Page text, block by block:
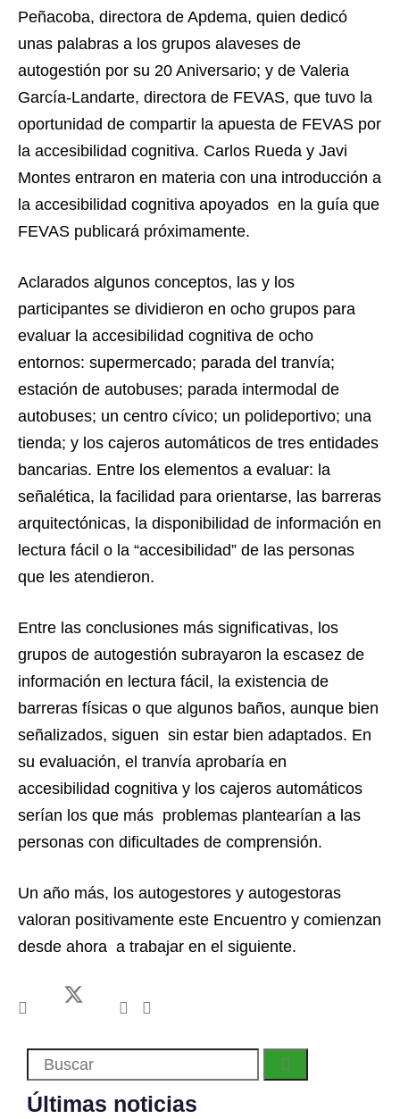
Peñacoba, directora de Apdema, quien dedicó
unas palabras a los grupos alaveses de
autogestión por su 20 Aniversario; y de Valeria
García-Landarte, directora de FEVAS, que tuvo la
oportunidad de compartir la apuesta de FEVAS por
la accesibilidad cognitiva. Carlos Rueda y Javi
Montes entraron en materia con una introducción a
la accesibilidad cognitiva apoyados en la guía que
FEVAS publicará próximamente.
Aclarados algunos conceptos, las y los
participantes se dividieron en ocho grupos para
evaluar la accesibilidad cognitiva de ocho
entornos: supermercado; parada del tranvía;
estación de autobuses; parada intermodal de
autobuses; un centro cívico; un polideportivo; una
tienda; y los cajeros automáticos de tres entidades
bancarias. Entre los elementos a evaluar: la
señalética, la facilidad para orientarse, las barreras
arquitectónicas, la disponibilidad de información en
lectura fácil o la “accesibilidad” de las personas
que les atendieron.
Entre las conclusiones más significativas, los
grupos de autogestión subrayaron la escasez de
información en lectura fácil, la existencia de
barreras físicas o que algunos baños, aunque bien
señalizados, siguen sin estar bien adaptados. En
su evaluación, el tranvía aprobaría en
accesibilidad cognitiva y los cajeros automáticos
serían los que más problemas plantearían a las
personas con dificultades de comprensión.
Un año más, los autogestores y autogestoras
valoran positivamente este Encuentro y comienzan
desde ahora a trabajar en el siguiente.
Últimas noticias